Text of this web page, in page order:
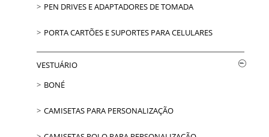
PEN DRIVES E ADAPTADORES DE TOMADA
PORTA CARTÕES E SUPORTES PARA CELULARES
VESTUÁRIO
BONÉ
CAMISETAS PARA PERSONALIZAÇÃO